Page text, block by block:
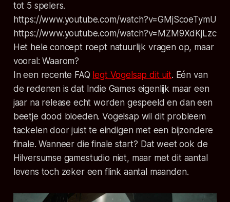
tot 5 spelers.
https://www.youtube.com/watch?v=GMjScoeTymU
https://www.youtube.com/watch?v=MZM9XdKjLzc
Het hele concept roept natuurlijk vragen op, maar
vooral: Waarom?
In een recente FAQ legt Vogelsap dit uit. Eén van
de redenen is dat Indie Games eigenlijk maar een
jaar na release echt worden gespeeld en dan een
beetje dood bloeden. Vogelsap wil dit probleem
tackelen door juist te eindigen met een bijzondere
finale. Wanneer die finale start? Dat weet ook de
Hilversumse gamestudio niet, maar met dit aantal
levens toch zeker een flink aantal maanden.